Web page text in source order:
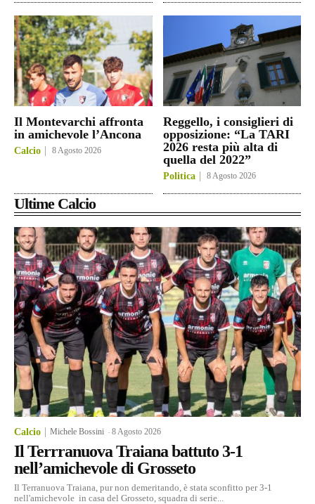
Il Montevarchi affronta
in amichevole l’Ancona
Calcio 8 Agosto 2026
Reggello, i consiglieri di
opposizione: “La TARI
2026 resta più alta di
quella del 2022”
Politica 8 Agosto 2026
Ultime Calcio
Calcio Michele Bossini -8 Agosto 2026
Il Terrranuova Traiana battuto 3-1
nell’amichevole di Grosseto
Il Terranuova Traiana, pur non demeritando, è stata sconfitto per 3-1
nell'amichevole in casa del Grosseto, squadra di serie...